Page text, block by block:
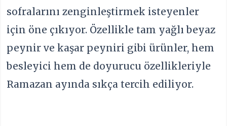
sofralarını zenginleştirmek isteyenler
için öne çıkıyor. Özellikle tam yağlı beyaz
peynir ve kaşar peyniri gibi ürünler, hem
besleyici hem de doyurucu özellikleriyle
Ramazan ayında sıkça tercih ediliyor.